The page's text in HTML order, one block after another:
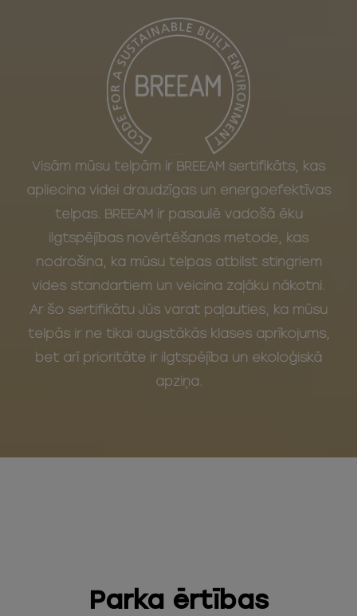
Visām mūsu telpām ir BREEAM sertifikāts, kas
apliecina videi draudzīgas un energoefektīvas
telpas. BREEAM ir pasaulē vadošā ēku
ilgtspējības novērtēšanas metode, kas
nodrošina, ka mūsu telpas atbilst stingriem
vides standartiem un veicina zaļāku nākotni.
Ar šo sertifikātu Jūs varat paļauties, ka mūsu
telpās ir ne tikai augstākās klases aprīkojums,
bet arī prioritāte ir ilgtspējība un ekoloģiskā
apziņa.
Parka ērtības